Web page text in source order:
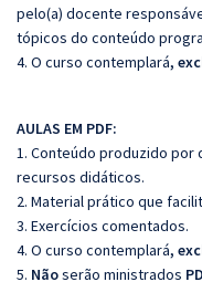
pelo(a) docente
tópicos do conteúdo
4. O curso contemplará,
AULAS EM PDF:
1. Conteúdo produzido por
recursos didáticos.
2. Material prático que
3. Exercícios comentados.
4. O curso contemplará,
5. Nãoserão ministrados